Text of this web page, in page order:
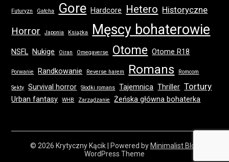
Futuryzn Gatcha Gore Hardcore Hetero Historyczne
Horror Japonia Książka Męscy bohaterowie
NSFL Nukige Oiran Omegaverse Otome Otome R18
Porwanie Randkowanie Reverse harem Romans Romcom
Sekty Survival horror Słodki romans Tajemnica Thriller Tortury
Urban fantasy WHB Zarządzanie Żeńska główna bohaterka
© 2026 Krytyczny Kącik | Powered by Minimalist Blog
WordPress Theme